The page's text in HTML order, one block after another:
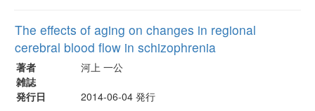
The effects of aging on changes in regional
cerebral blood flow in schizophrenia
著者
河上 一公
雑誌
発行日
2014-06-04 発行